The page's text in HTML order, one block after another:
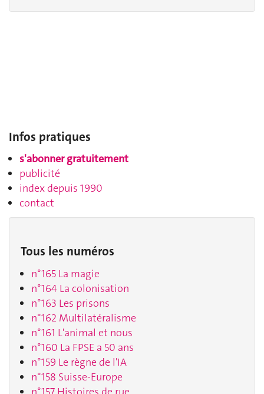
Infos pratiques
s'abonner gratuitement
publicité
index depuis 1990
contact
Tous les numéros
n°165 La magie
n°164 La colonisation
n°163 Les prisons
n°162 Multilatéralisme
n°161 L'animal et nous
n°160 La FPSE a 50 ans
n°159 Le règne de l'IA
n°158 Suisse-Europe